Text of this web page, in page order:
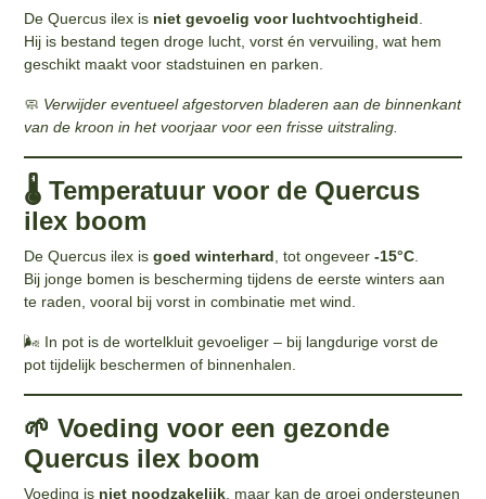
De Quercus ilex is niet gevoelig voor luchtvochtigheid
Hij is bestand tegen droge lucht, vorst én vervuiling, wat hem
geschikt maakt voor stadstuinen en parken.
🧼 Verwijder eventueel afgestorven bladeren aan de binnenkant
van de kroon in het voorjaar voor een frisse uitstraling.
🌡️ Temperatuur voor de Quercus
ilex boom
De Quercus ilex isgoed winterhard , tot ongeveer-15°C
Bij jonge bomen is bescherming tijdens de eerste winters aan
te raden, vooral bij vorst in combinatie met wind.
🌬️ In pot is de wortelkluit gevoeliger – bij langdurige vorst de
pot tijdelijk beschermen of binnenhalen.
🌱 Voeding voor een gezonde
Quercus ilex boom
Voeding is niet noodzakelijk , maar kan de groei ondersteunen